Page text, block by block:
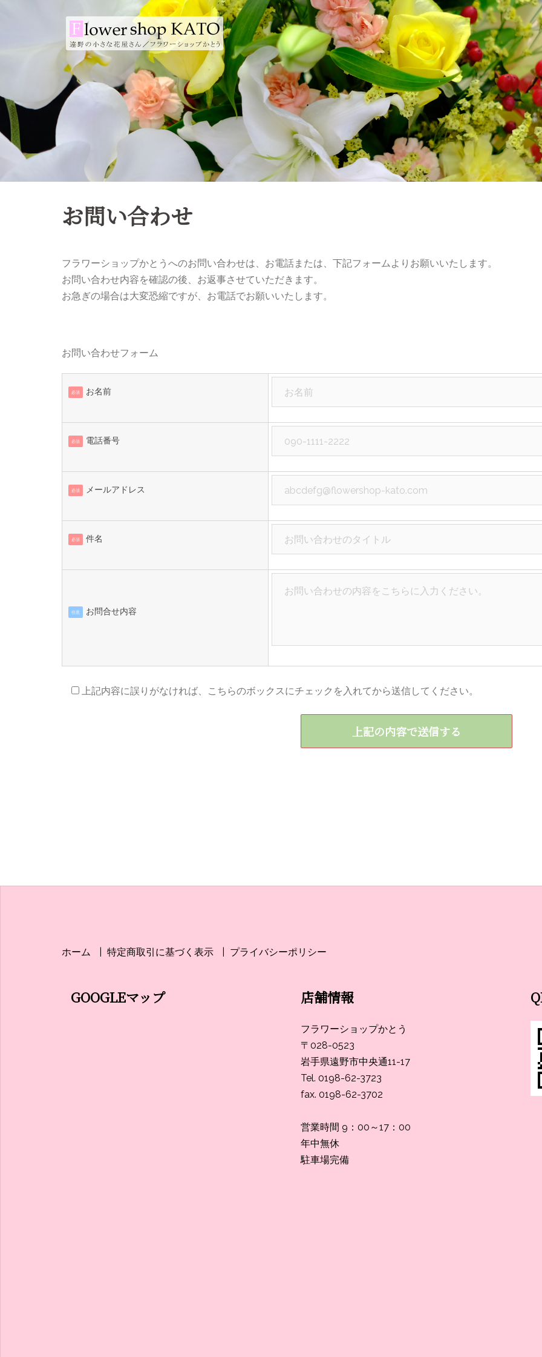
ス
ッ
お問い合わせ
フラワーショップかとうへのお問い合わせは、お電話または、下記フォームよりお願いいたします。
お問い合わせ内容を確認の後、お返事させていただきます。
お急ぎの場合は大変恐縮ですが、お電話でお願いいたします。
お問い合わせフォーム
必須 お名前
必須 電話番号
必須 メールアドレス
必須 件名
任意 お問合せ内容
上記内容に誤りがなければ、こちらのボックスにチェックを入れてから送信してください。
ホーム 特定商取引に基づく表示 プライバシーポリシー
GOOGLEマップ 店舗情報
フラワーショップかとう
〒028-0523
岩手県遠野市中央通11-17
Tel. 0198-62-3723
fax. 0198-62-3702
営業時間 9：00～17：00
年中無休
駐車場完備